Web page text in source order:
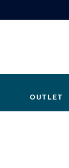
OUTLET